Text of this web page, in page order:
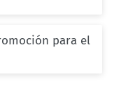
para el